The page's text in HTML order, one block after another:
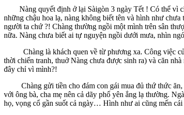
Nàng quyết định ở lại Sàigòn 3 ngày Tết ! Có thể vì
những chậu hoa lạ, nàng không biết tên và hình như
người ta chứ ?! Chàng thường ngồi một mình trên sân
nữa. Nàng chưa biết ai tự nguyện ngồi dưới mưa, nhìn
Chàng là khách quen về từ phương xa. Công việc của
thời chiến tranh, thuở Nàng chưa được sinh ra) và căn
đây chỉ vì mình?!
Chàng gửi tiền cho đám con gái mua đủ thứ thức ăn,
với ông bà, cha mẹ nên cả dãy phố yên ắng lạ thường.
họ, vọng cổ gần suốt cả ngày… Hình như ai cũng mến